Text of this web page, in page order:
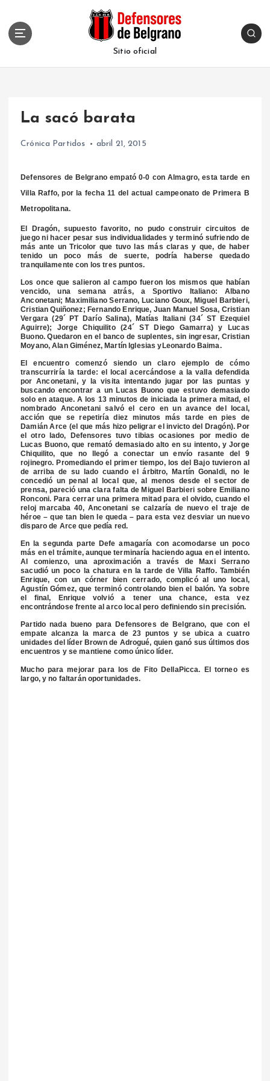
Sitio oficial
La sacó barata
Crónica Partidos abril 21, 2015
Defensores de Belgrano empató 0-0 con Almagro, esta tarde en
Villa Raffo, por la fecha 11 del actual campeonato de Primera B
Metropolitana.
El Dragón, supuesto favorito, no pudo construir circuitos de
juego ni hacer pesar sus individualidades y terminó sufriendo de
más ante un Tricolor que tuvo las más claras y que, de haber
tenido un poco más de suerte, podría haberse quedado
tranquilamente con los tres puntos.
Los once que salieron al campo fueron los mismos que habían
vencido, una semana atrás, a Sportivo Italiano: Albano
Anconetani; Maximiliano Serrano, Luciano Goux, Miguel Barbieri,
Cristian Quiñonez; Fernando Enrique, Juan Manuel Sosa, Cristian
Vergara (29´ PT Darío Salina), Matías Italiani (34´ ST Ezequiel
Aguirre); Jorge Chiquilito (24´ ST Diego Gamarra) y Lucas
Buono. Quedaron en el banco de suplentes, sin ingresar, Cristian
Moyano, Alan Giménez, Martín Iglesias yLeonardo Baima.
El encuentro comenzó siendo un claro ejemplo de cómo
transcurriría la tarde: el local acercándose a la valla defendida
por Anconetani, y la visita intentando jugar por las puntas y
buscando encontrar a un Lucas Buono que estuvo demasiado
solo en ataque. A los 13 minutos de iniciada la primera mitad, el
nombrado Anconetani salvó el cero en un avance del local,
acción que se repetiría diez minutos más tarde en pies de
Damián Arce (el que más hizo peligrar el invicto del Dragón). Por
el otro lado, Defensores tuvo tibias ocasiones por medio de
Lucas Buono, que remató demasiado alto en su intento, y Jorge
Chiquilito, que no llegó a conectar un envío rasante del 9
rojinegro. Promediando el primer tiempo, los del Bajo tuvieron al
de arriba de su lado cuando el árbitro, Martín Gonaldi, no le
concedió un penal al local que, al menos desde el sector de
prensa, pareció una clara falta de Miguel Barbieri sobre Emiliano
Ronconi. Para cerrar una primera mitad para el olvido, cuando el
reloj marcaba 40, Anconetani se calzaría de nuevo el traje de
héroe – que tan bien le queda – para esta vez desviar un nuevo
disparo de Arce que pedía red.
En la segunda parte Defe amagaría con acomodarse un poco
más en el trámite, aunque terminaría haciendo agua en el intento.
Al comienzo, una aproximación a través de Maxi Serrano
sacudió un poco la chatura en la tarde de Villa Raffo. También
Enrique, con un córner bien cerrado, complicó al uno local,
Agustín Gómez, que terminó controlando bien el balón. Ya sobre
el final, Enrique volvió a tener una chance, esta vez
encontrándose frente al arco local pero definiendo sin precisión.
Partido nada bueno para Defensores de Belgrano, que con el
empate alcanza la marca de 23 puntos y se ubica a cuatro
unidades del líder Brown de Adrogué, quien ganó sus últimos dos
encuentros y se mantiene como único líder.
Mucho para mejorar para los de Fito DellaPicca. El torneo es
largo, y no faltarán oportunidades.